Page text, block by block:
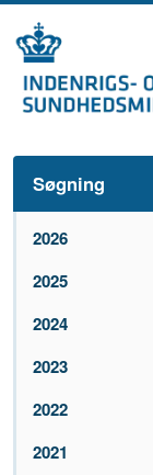
Søgning
2026
2025
2024
2023
2022
2021